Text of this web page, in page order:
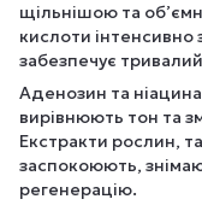
щільнішою та
кислоти інтенсивно
забезпечує
Аденозин та
вирівнюють тон та
Екстракти рослин,
заспокоюють,
регенерацію.